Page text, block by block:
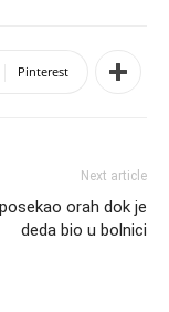
Pinterest
Next article
orah dok je
deda bio u bolnici